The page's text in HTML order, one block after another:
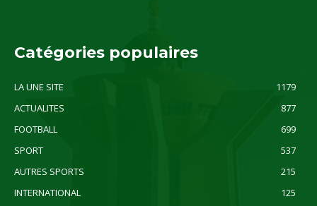
Catégories populaires
LA UNE SITE
1179
ACTUALITES
877
FOOTBALL
699
SPORT
537
AUTRES SPORTS
215
INTERNATIONAL
125